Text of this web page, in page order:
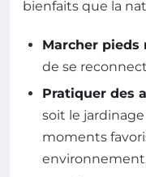
bienfaits que la
Marcher pieds
de se
Pratiquer des
soit le
moments